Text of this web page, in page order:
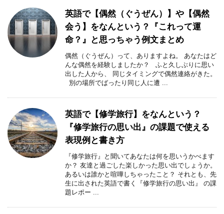
英語で【偶然（ぐうぜん）】や【偶然
会う】をなんという？『これって運
命？』と思っちゃう例文まとめ
偶然（ぐうぜん）って、ありますよね。 あなたはど
んな偶然を経験しましたか？ ふと久しぶりに思い
出した人から、 同じタイミングで偶然連絡がきた。
別の場所でばったり同じ人に遭 ...
英語で【修学旅行】をなんという？
『修学旅行の思い出』の課題で使える
表現例と書き方
『修学旅行』と聞いてあなたは何を思いうかべます
か？ 友達と過ごした楽しかった思い出でしょうか。
あるいは誰かと喧嘩しちゃったこと？ それとも、先
生に出された英語で書く『修学旅行の思い出』 の課
題レポー ...